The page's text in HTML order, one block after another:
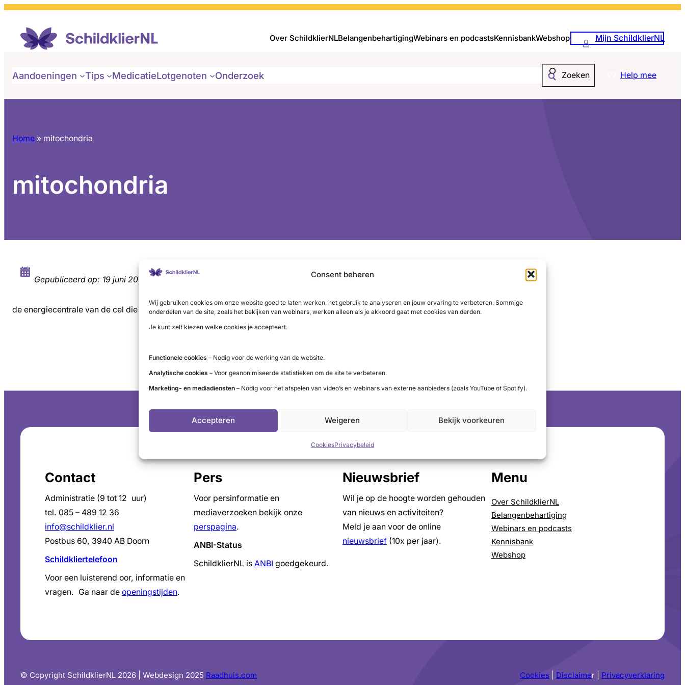
Consent beheren
Wij gebruiken cookies om onze website goed te laten werken, het gebruik te analyseren en jouw ervaring te verbeteren. Sommige
onderdelen van de site, zoals het bekijken van webinars, werken alleen als je akkoord gaat met cookies van derden.
Je kunt zelf kiezen welke cookies je accepteert.
Functionele cookies – Nodig voor de werking van de website.
Analytische cookies – Voor geanonimiseerde statistieken om de site te verbeteren.
Marketing- en mediadiensten – Nodig voor het afspelen van video’s en webinars van externe aanbieders (zoals YouTube of Spotify).
Accepteren Weigeren Bekijk voorkeuren
CookiesPrivacybeleid
Over SchildklierNLBelangenbehartigingWebinars en podcastsKennisbankWebshop Mijn SchildklierNL
Aandoeningen Tips MedicatieLotgenoten Onderzoek
Zoeken
Help mee
Home » mitochondria
mitochondria
Gepubliceerd op: 19 juni 2019
de energiecentrale van de cel die het cellulairemetabolismereguleert
LinkedIn
X YouTube
Instagram
Facebook
Contact
Administratie (9 tot 12 uur)
tel. 085 – 489 12 36
info@schildklier.nl
Postbus 60, 3940 AB Doorn
Schildkliertelefoon
Voor een luisterend oor, informatie en
vragen. Ga naar de openingstijden.
Pers
Voor persinformatie en
mediaverzoeken bekijk onze
perspagina.
ANBI-Status
SchildklierNL is ANBI goedgekeurd.
Nieuwsbrief
Wil je op de hoogte worden gehouden
van nieuws en activiteiten?
Meld je aan voor de online
nieuwsbrief (10x per jaar).
Menu
Over SchildklierNL
Belangenbehartiging
Webinars en podcasts
Kennisbank
Webshop
© Copyright SchildklierNL 2026 | Webdesign 2025 Raadhuis.com Cookies Disclaimer | Privacyverklaring